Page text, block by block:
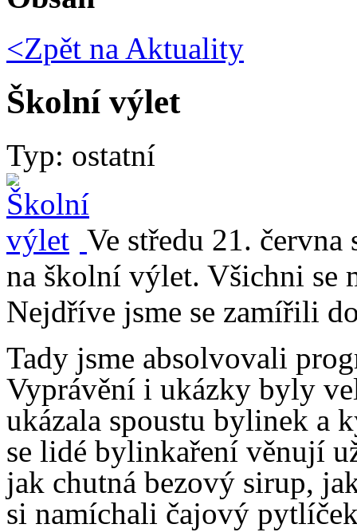
<Zpět na Aktuality
Školní výlet
Typ: ostatní
Ve středu 21.
na školní výlet. Všichni se
Nejdříve jsme se zamířili
Tady jsme absolvovali
Vyprávění i ukázky byly
ukázala spoustu bylinek a
se lidé bylinkaření věnují
jak chutná bezový sirup,
si namíchali čajový